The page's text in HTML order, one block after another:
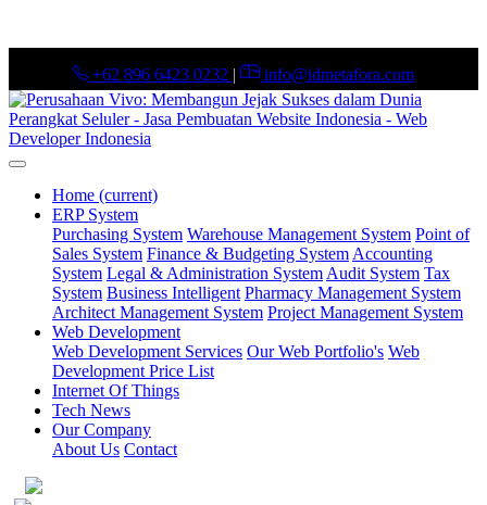
+62 896 6423 0232 | info@idmetafora.com
Home (current)
ERP System
Purchasing System Warehouse Management System Point of
Sales System Finance & Budgeting System Accounting
System Legal & Administration System Audit System Tax
System Business Intelligent Pharmacy Management System
Architect Management System Project Management System
Web Development
Web Development Services Our Web Portfolio's Web
Development Price List
Internet Of Things
Tech News
Our Company
About Us Contact